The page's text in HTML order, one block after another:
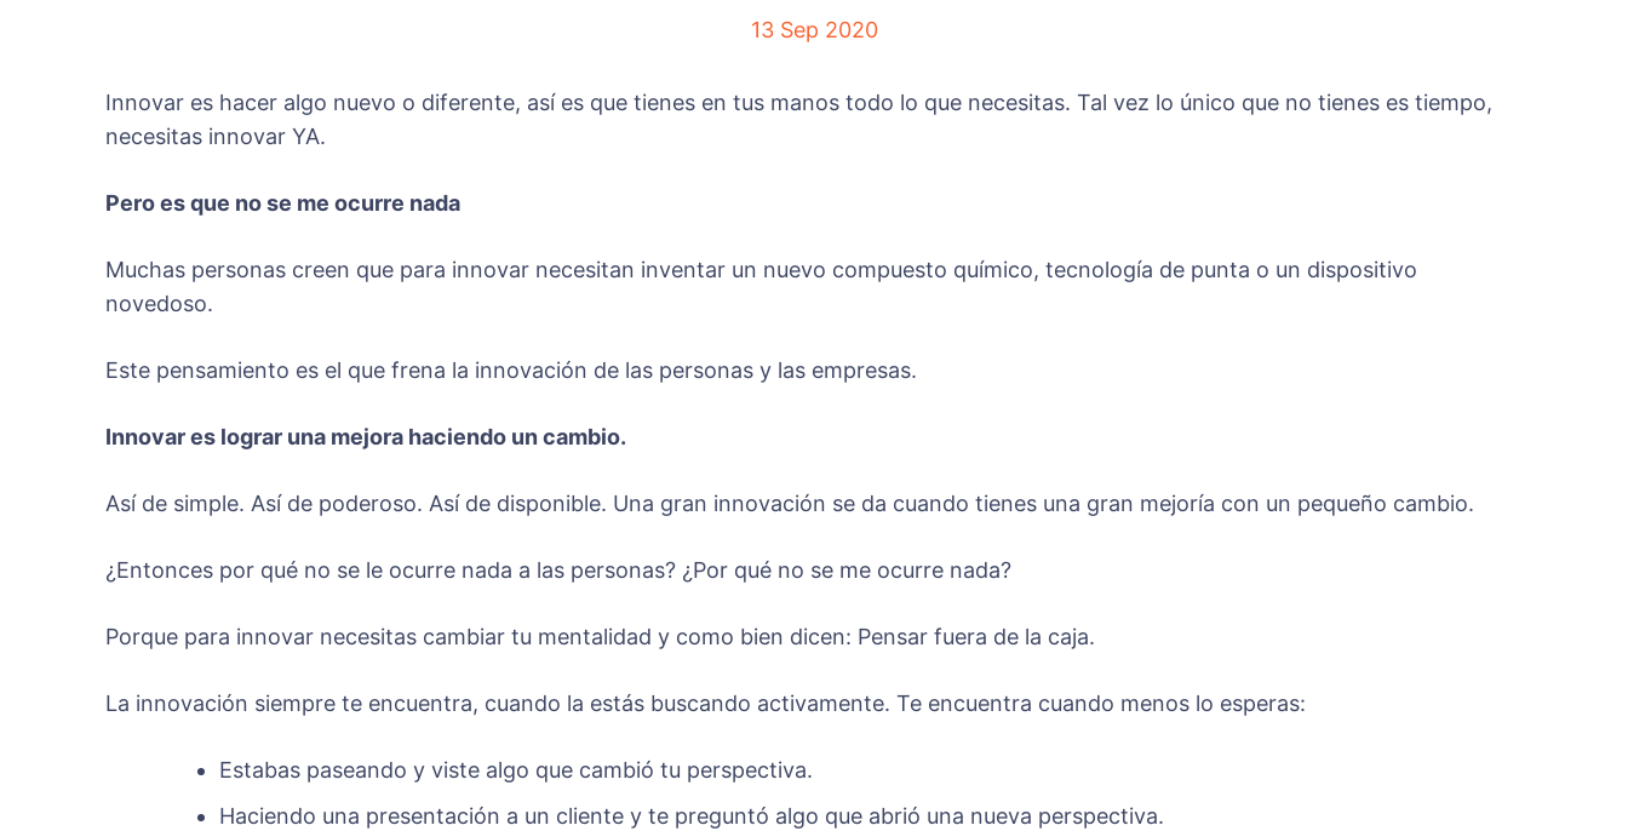
13 Sep 2020
Innovar es hacer algo nuevo o diferente, así es que tienes en tus manos todo lo que necesitas. Tal vez lo único que no tienes es tiempo,
necesitas innovar YA.
Pero es que no se me ocurre nada
Muchas personas creen que para innovar necesitan inventar un nuevo compuesto químico, tecnología de punta o un dispositivo
novedoso.
Este pensamiento es el que frena la innovación de las personas y las empresas.
Innovar es lograr una mejora haciendo un cambio.
Así de simple. Así de poderoso. Así de disponible. Una gran innovación se da cuando tienes una gran mejoría con un pequeño cambio.
¿Entonces por qué no se le ocurre nada a las personas? ¿Por qué no se me ocurre nada?
Porque para innovar necesitas cambiar tu mentalidad y como bien dicen: Pensar fuera de la caja.
La innovación siempre te encuentra, cuando la estás buscando activamente. Te encuentra cuando menos lo esperas:
Estabas paseando y viste algo que cambió tu perspectiva.
Haciendo una presentación a un cliente y te preguntó algo que abrió una nueva perspectiva.